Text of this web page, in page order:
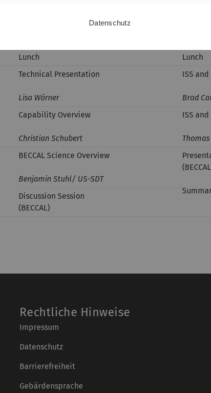
Lunch Lunch
Technical Presentation
Lisa Wörner
ISS
Brad
Capability Overview
Christian Schubert
ISS
BECCAL Science Overview
Benjamin Stuhl/ US-SDT
Discussion Session
(BECCAL)
Rechtliche Hinweise
Impressum
Datenschutz
Barrierefreiheit
Gebärdensprache
Datenschutz